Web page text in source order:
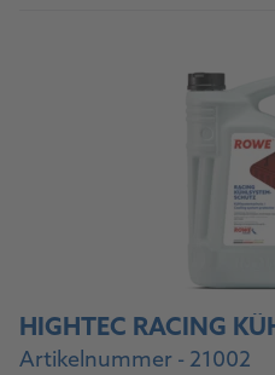
HIGHTEC RACING
Artikelnummer - 21002